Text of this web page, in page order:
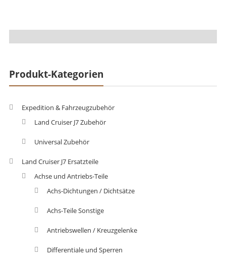
Produkt-Kategorien
Expedition & Fahrzeugzubehör
Land Cruiser J7 Zubehör
Universal Zubehör
Land Cruiser J7 Ersatzteile
Achse und Antriebs-Teile
Achs-Dichtungen / Dichtsätze
Achs-Teile Sonstige
Antriebswellen / Kreuzgelenke
Differentiale und Sperren